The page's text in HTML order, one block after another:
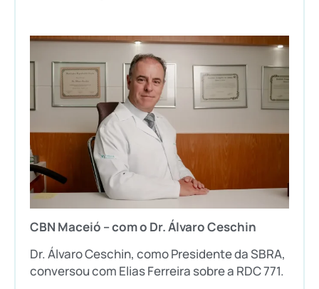
CBN Maceió – com o Dr. Álvaro Ceschin
Dr. Álvaro Ceschin, como Presidente da SBRA,
conversou com Elias Ferreira sobre a RDC 771.